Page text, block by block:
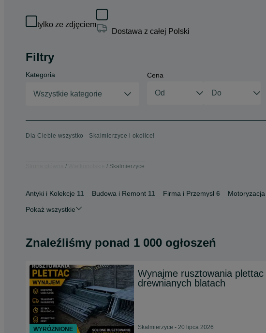
tylko ze zdjęciem
Dostawa z całej Polski
Filtry
Kategoria
Wszystkie kategorie
Cena
Dla Ciebie wszystko - Skalmierzyce i okolice!
Skalmierzyce
Antyki i Kolekcje 11 Budowa i Remont 11 Firma i Przemysł 6 Motoryzacja
Pokaż wszystkie
Znaleźliśmy ponad 1 000 ogłoszeń
Wynajme rusztowania
drewnianych blatach
Skalmierzyce - 20 lipca 2026
WYRÓŻNIONE